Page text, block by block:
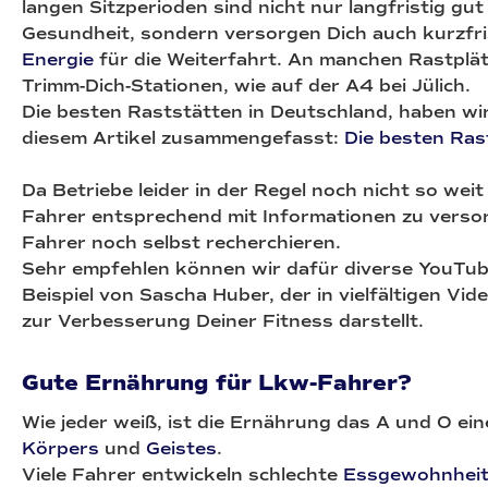
langen Sitzperioden sind nicht nur langfristig
Gesundheit, sondern versorgen Dich auch
Energie für die Weiterfahrt. An manchen
Trimm-Dich-Stationen, wie auf der A4 bei Jülich.
Die besten Raststätten in Deutschland, haben
diesem Artikel zusammengefasst: Die besten
Da Betriebe leider in der Regel noch nicht so
Fahrer entsprechend mit Informationen zu
Fahrer noch selbst recherchieren.
Sehr empfehlen können wir dafür diverse
Beispiel von Sascha Huber, der in vielfältigen
zur Verbesserung Deiner Fitness darstellt.
Gute Ernährung für Lkw-Fahrer?
Wie jeder weiß, ist die Ernährung das A und O
Körpers und Geistes.
Viele Fahrer entwickeln schlechte